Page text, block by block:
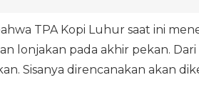
TPA Kopi Luhur saat ini
lonjakan pada akhir pekan.
Sisanya direncanakan akan